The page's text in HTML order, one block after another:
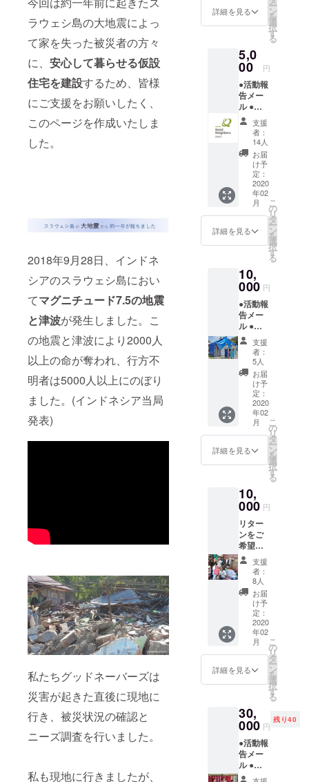
ラウェシ島の大地震によっ
て家を失った被災者の方々
に、 安心して暮らせる仮設
住宅を建設するため、皆様
にご支援をお願いしたく、
このページを作成いたしま
した。
2018年9月28日、インドネ
シアのスラウェシ島におい
てマグニチュード7.5の地震
と津波が発生しました。こ
の地震と津波により2000人
以上の命が奪われ、行方不
明者は5000人以上にのぼり
ました。(インドネシア当局
発表)
私たちグッドネーバーズは
災害が起きた直後に現地に
行き、被災状況の確認と
ニーズ調査を行いました。
私も現地に行きましたが、
料支援を実
施していま
災害時に
は、国内外
問わず緊急
支援活動も
行っていま
す。2004年
に日本事務
局を大阪で
開設、2007
年には東京
へ事務局を
移しまし
た。2013年
り、公益性
の高い団体
である「認
定NPO法
人」として
東京都から
認可を受け
ています。
詳細を見る ー
ン
を
選
択
す
る
5,0
00 円
●活動報
告メー
ル ●寄
付控除
の領収
支援
者：
14人
お届
け予
定：
2020
年02
月
詳細を見る
こ
の
リ
タ
ー
ン
を
選
択
す
る
10,
000 円
●活動報
告メー
ル ●寄
付控除
の領収
書 ●写
真＆柿
澤から
のお礼
メッ
セージ
支援
者：
5人
お届
け予
定：
2020
年02
月
詳細を見る
こ
の
リ
タ
ー
ン
を
選
択
す
る
10,
000 円
リター
ンをご
希望で
ないあ
なたへ
～全額
をプロ
ジェク
ト実施
のため
に使わ
せてい
ただき
ます ～
●活動報
付控除
の領収
書
支援
者：
8人
お届
け予
定：
2020
年02
月
詳細を見る
こ
の
リ
タ
ー
ン
を
選
択
す
る
30,
000 円
残り40
●活動報
告メー
ル ●寄
付控除